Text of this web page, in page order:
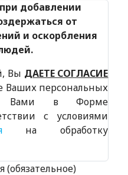
добавлении
от
и оскорбления
Вы ДАЕТЕ СОГЛАСИЕ
Ваших персональных
Вами в Форме
с условиями
на обработку
(обязательное)